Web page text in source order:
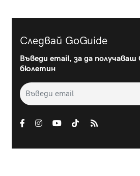
Следвай GoGuide
Въведи email, за да получаваш
бюлетин